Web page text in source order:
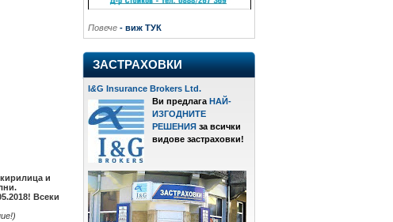
и
Всеки
Повече - виж ТУК
ЗАСТРАХОВКИ
I&G Insurance Brokers Ltd.
Ви предлага НАЙ-
ИЗГОДНИТЕ
РЕШЕНИЯ за всички
видове застраховки!